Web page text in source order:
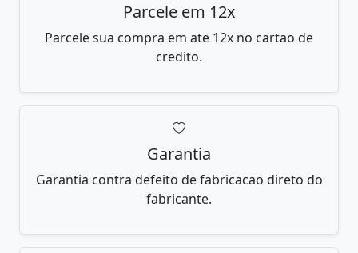
Parcele em 12x
Parcele sua compra em ate 12x no cartao de
credito.
Garantia
Garantia contra defeito de fabricacao direto do
fabricante.